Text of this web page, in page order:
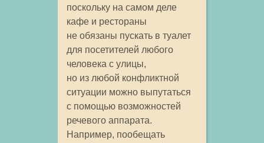
поскольку на самом деле
кафе и рестораны
не обязаны пускать в туалет
для посетителей любого
человека с улицы,
но из любой конфликтной
ситуации можно выпутаться
с помощью возможностей
речевого аппарата.
Например, пообещать